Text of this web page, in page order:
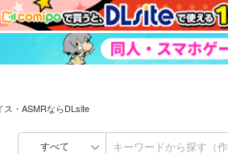
・ASMRならDLsite
すべて